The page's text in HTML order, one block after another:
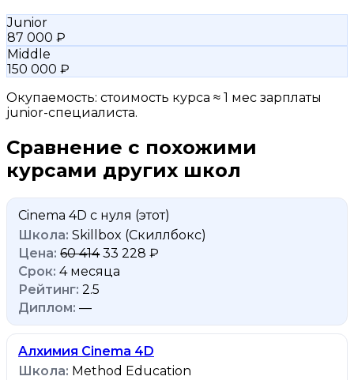
Junior
87 000 ₽
Middle
150 000 ₽
Окупаемость: стоимость курса ≈ 1 мес зарплаты
junior-специалиста.
Сравнение с похожими
курсами других школ
Cinema 4D с нуля (этот)
Skillbox (Скиллбокс)
60 41433 228 ₽
4 месяца
2.5
—
Aлхимия Cinema 4D
Method Education